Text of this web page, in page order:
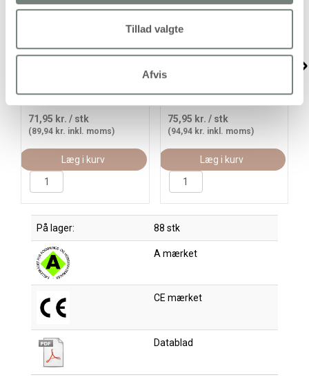
Tillad valgte
Afvis
Textile Solid, dækkende,
71,95 kr. / stk
(89,94 kr. inkl. moms)
Læg i kurv
Textile Color, perlemor,
75,95 kr. / stk
(94,94 kr. inkl. moms)
Læg i kurv
På lager: 88 stk
A mærket
CE mærket
Datablad